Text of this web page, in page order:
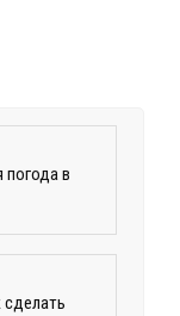
погода в
сделать